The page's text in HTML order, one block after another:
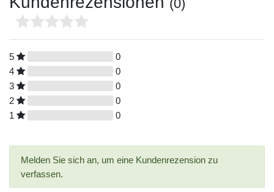
(0)
5
0
4
0
3
0
2
0
1
0
Melden Sie sich an, um eine Kundenrezension zu
verfassen.